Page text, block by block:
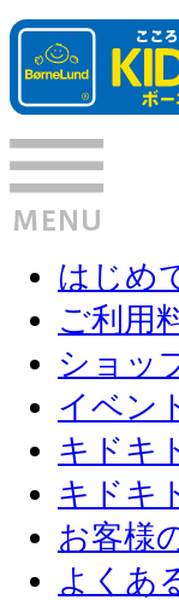
はじめ
ご利用
ショッ
イベン
キドキ
キドキ
お客様
よくあ